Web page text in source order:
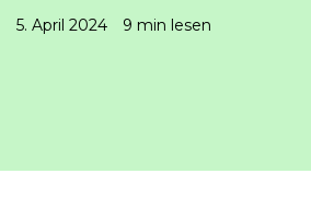
5. April 2024 9 min lesen